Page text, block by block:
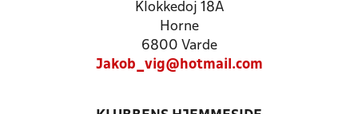
Klokkedoj 18A
Horne
6800 Varde
Jakob_vig@hotmail.com